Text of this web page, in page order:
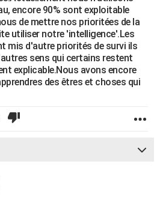
encore 90% sont exploitable
de mettre nos prioritées de la
utiliser notre 'intelligence'.Les
mis d'autre priorités de survi ils
sens qui certains restent
explicable.Nous avons encore
des êtres et choses qui